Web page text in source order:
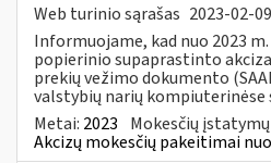
Web turinio sąrašas 2023-02-09
Informuojame, kad nuo 2023
popierinio supaprastinto
prekių vežimo dokumento
valstybių narių kompiuterinėse
Metai: 2023 Mokesčių
Akcizų mokesčių pakeitimai